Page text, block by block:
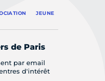
JEUNE
de Paris
par email
d'intérêt